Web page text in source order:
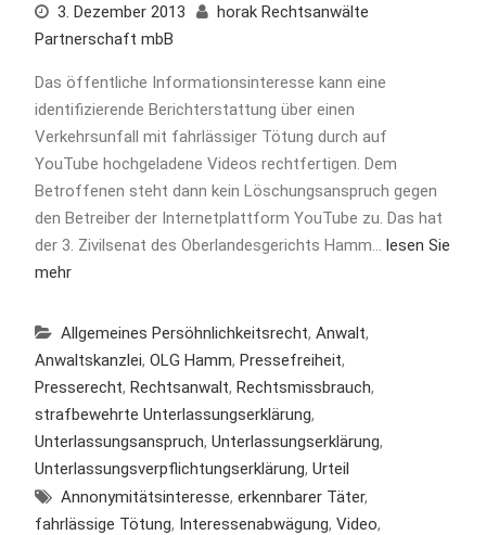
3. Dezember 2013
horak Rechtsanwälte
Partnerschaft mbB
Das öffentliche Informationsinteresse kann eine
identifizierende Berichterstattung über einen
Verkehrsunfall mit fahrlässiger Tötung durch auf
YouTube hochgeladene Videos rechtfertigen. Dem
Betroffenen steht dann kein Löschungsanspruch gegen
den Betreiber der Internetplattform YouTube zu. Das hat
der 3. Zivilsenat des Oberlandesgerichts Hamm… lesen Sie
mehr
Allgemeines Persöhnlichkeitsrecht, Anwalt,
Anwaltskanzlei, OLG Hamm, Pressefreiheit,
Presserecht, Rechtsanwalt, Rechtsmissbrauch,
strafbewehrte Unterlassungserklärung,
Unterlassungsanspruch, Unterlassungserklärung,
Unterlassungsverpflichtungserklärung, Urteil
Annonymitätsinteresse, erkennbarer Täter,
fahrlässige Tötung, Interessenabwägung, Video,